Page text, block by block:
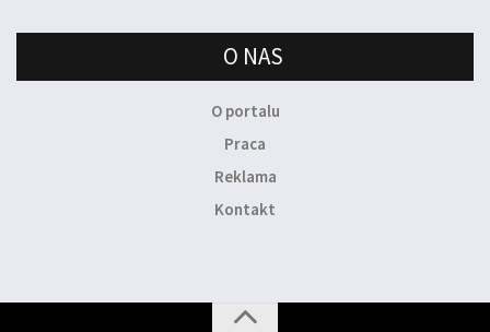
O NAS
O portalu
Praca
Reklama
Kontakt